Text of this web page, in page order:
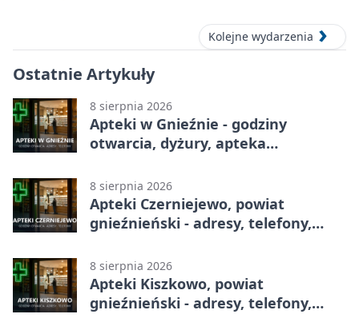
Kolejne wydarzenia
Ostatnie Artykuły
8 sierpnia 2026
Apteki w Gnieźnie - godziny
otwarcia, dyżury, apteka
8 sierpnia 2026
Apteki Czerniejewo, powiat
gnieźnieński - adresy, telefony,
8 sierpnia 2026
Apteki Kiszkowo, powiat
gnieźnieński - adresy, telefony,